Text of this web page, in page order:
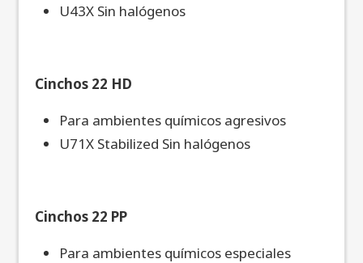
U43X Sin halógenos
Cinchos 22 HD
Para ambientes químicos agresivos
U71X Stabilized Sin halógenos
Cinchos 22 PP
Para ambientes químicos especiales